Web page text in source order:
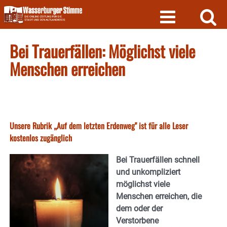
Skip
to
content
Bei Trauerfällen: Möglichst viele
Menschen erreichen
Unsere Rubrik „Auf dem letzten Erdenweg" ist für alle Leser
kostenlos zugänglich
Bei Trauerfällen schnell
und unkompliziert
möglichst viele
Menschen erreichen, die
dem oder der
Verstorbene